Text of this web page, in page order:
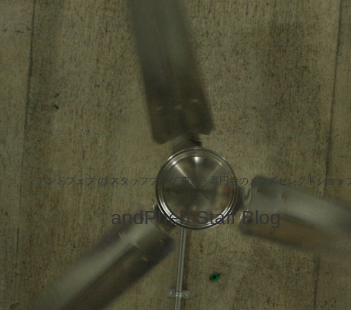
アンドフェブ の スタッフブログ 東京・高円寺のメンズセレクトショッ
andPheb Staff Blog